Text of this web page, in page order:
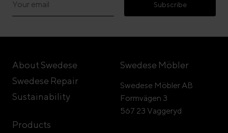
Subscribe
About Swedese
Swedese Repair
Sustainability
Products
Swedese Möbler
Swedese Möbler AB
Formvägen 3
567 23 Vaggeryd